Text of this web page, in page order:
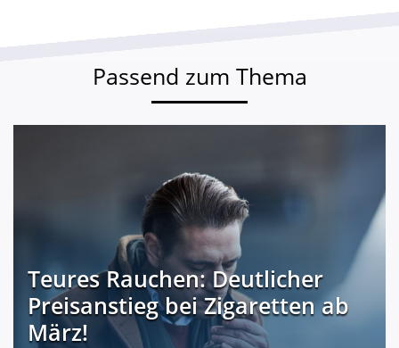
Passend zum Thema
Teures Rauchen: Deutlicher
Preisanstieg bei Zigaretten ab
März!